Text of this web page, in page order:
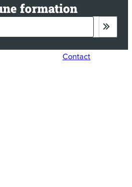
formation
Contact